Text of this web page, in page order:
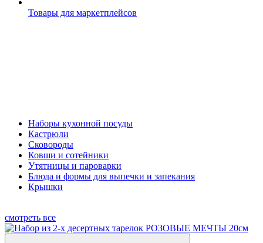
Товары для маркетплейсов
Наборы кухонной посуды
Кастрюли
Сковороды
Ковши и сотейники
Утятницы и пароварки
Блюда и формы для выпечки и запекания
Крышки
смотреть все